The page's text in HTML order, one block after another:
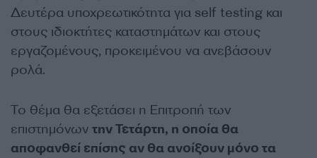
Δευτέρα υποχρεωτικότητα για self testing και
στους ιδιοκτήτες καταστημάτων και στους
εργαζομένους, προκειμένου να ανεβάσουν
ρολά.
Το θέμα θα εξετάσει η Επιτροπή των
επιστημόνων την Τετάρτη, η οποία θα
αποφανθεί επίσης αν θα ανοίξουν μόνο τα